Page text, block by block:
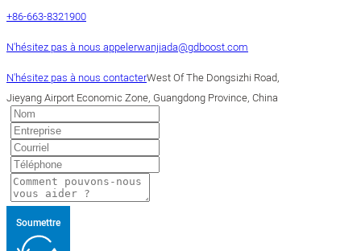
+86-663-8321900
N'hésitez pas à nous appelerwanjiada@gdboost.com
N'hésitez pas à nous contacterWest Of The Dongsizhi Road,
Jieyang Airport Economic Zone, Guangdong Province, China
Soumettre